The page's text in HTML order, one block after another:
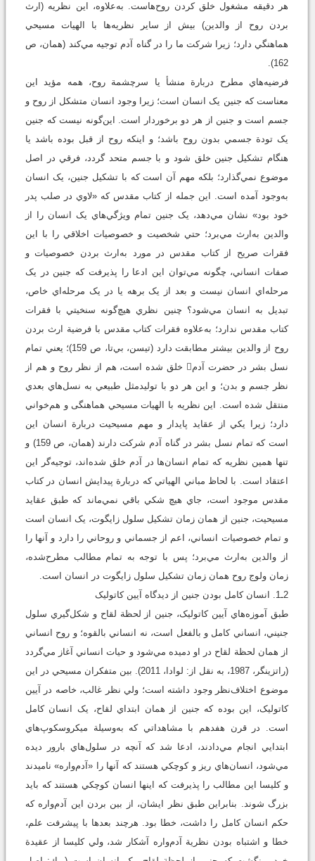
هر دقيقه مشغول خلق کردن روح‌هاست. به‌علاوه، اين نظريه (ارث
بردن روح از والدين) بيش از ساير نظريه‌ها با الهيات مسيحي
هماهنگي دارد؛ زيرا شرکت ما را در گناه آدم توجيه مي‌کند (همان، ص
162).
فرضيه‌هاي مطرح دربارة منشأ يا سرچشمة روح، همه مؤيد اين
معناست که جنين يک انسان است؛ زيرا وجود انسان متشکل از روح و
جسم است و جنين از هر دو برخوردار است. اين‌گونه نيست که جنين
يک تودة جسمي بدون روح باشد؛ و اینکه روح از قبل بوده باشد يا
هنگام تشکيل جنين خلق شود و با جسم متحد گردد، فرقي در اصل
موضوع نمي‌گذارد؛ بلکه مهم آن است که با تشکيل جنين، يک انسان
به‌وجود آمده است. اين جمله از کتاب مقدس که «لاوي در صلب پدر
خود بود» نشان مي‌دهد، يک جنين تمام ويژگي‌هاي يک انسان را از
والدين به‌ارث مي‌برد؛ حتي شخصيت و خصوصيات اخلاقي را با اين
فقرات صريح از کتاب مقدس در مورد به‌ارث بردن خصوصيات و
صفات انساني، چگونه مي‌توان اين ادعا را پذيرفت که جنين در يک
مرحله‌اي انسان نيست و بعد از يک برهه يا در يک مرحله‌اي خاص،
تبديل به انسان مي‌شود؟ چنين نظري هيچ‌گونه سنخيتي با فقرات
کتاب مقدس ندارد؛ به‌علاوه فقرات کتاب مقدس با فرضية ارث بردن
روح از والدين بيشتر مطابقت دارد (تيسن، بي‌تا، ص 159)؛ يعني تمام
نسل بشر در حضرت آدم خلق شده است، هم از نظر روح و هم از
نظر جسم و بدن؛ و اين هر دو با توليدمثل طبيعي به نسل‌هاي بعدي
منتقل شده است. اين نظريه با الهيات مسيحي هماهنگی و هم‌خواني
دارد؛ زيرا يکي از عقايد پايدار و مهم مسيحيت دربارة انسان اين
است که تمام نسل بشر در گناه آدم شرکت دارند (همان، ص 159) و
تنها همين نظريه که تمام انسان‌ها در آدم خلق شده‌اند، توجيه‌گر اين
اعتقاد است. با لحاظ مباني الهياتي که دربارة پيدايش انسان در کتاب
مقدس موجود است، جاي هيچ شکي باقي نمي‌ماند که طبق عقايد
مسيحيت، جنين از همان زمان تشکيل سلول زايگوت، يک انسان است
و تمام خصوصيات انساني، اعم از جسماني و روحاني را دارد و آنها را
از والدين به‌ارث مي‌برد؛ پس با توجه به تمام مطالب مطرح‌شده،
زمان ولوج روح همان زمان تشکيل سلول زايگوت در انسان است.
2ـ1. انسان کامل بودن جنين از ديدگاه آيين کاتوليک
طبق آموزه‌هاي آيين کاتوليک، جنين از لحظة لقاح و شکل‌گيري سلول
جنيني، انساني کامل و بالفعل است، نه انساني بالقوه؛ و روح انساني
از همان لحظة لقاح در او دميده مي‌شود و حيات انساني آغاز مي‌گردد
(راتزینگر، 1987، به نقل از: لوادا، 2011). بين متفکران مسيحي در اين
موضوع اختلاف‌نظر وجود داشته است؛ ولي نظر غالب، خاصه در آيين
کاتوليک، اين بوده که جنين از همان ابتداي لقاح، يک انسان کامل
است. در قرن هفدهم با مشاهداتي که به‌وسيلة ميکروسکوپ‌هاي
ابتدايي انجام مي‌دادند، ادعا شد که آنچه در سلول‌هاي بارور ديده
مي‌شود، انسان‌هاي ريز و کوچکي هستند که آنها را «آدم‌واره» ناميدند
و کليسا اين مطالب را پذيرفت که اينها انسان کوچکي هستند که بايد
بزرگ شوند. بنابراين طبق نظر ايشان، از بين بردن اين آدم‌واره که
حکم انسان کامل را داشت، خطا بود. هرچند بعدها با پيشرفت علم،
خطا و اشتباه بودن نظرية آدم‌واره آشکار شد، ولي کليسا از عقيدة